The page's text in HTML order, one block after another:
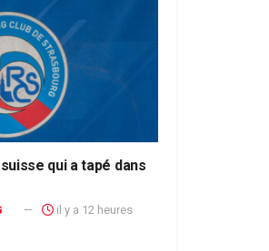
qui a tapé dans
il y a 12 heures